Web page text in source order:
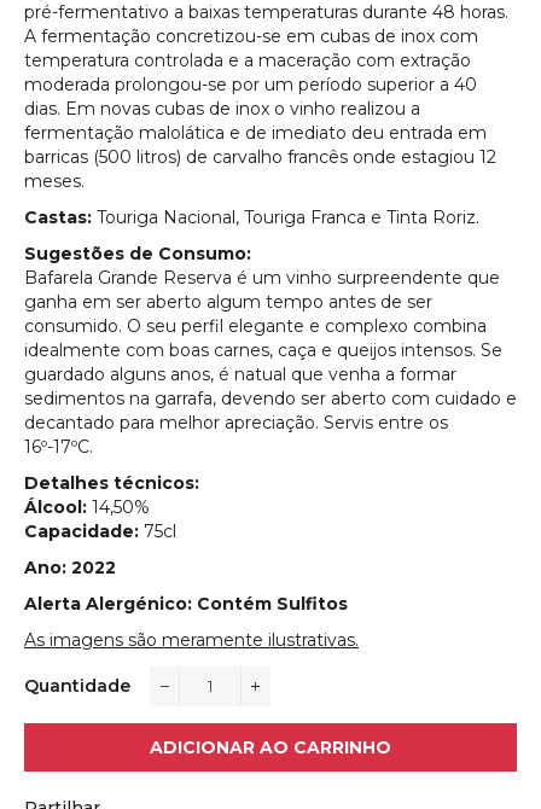
pré-fermentativo a baixas temperaturas durante 48 horas.
A fermentação concretizou-se em cubas de inox com
temperatura controlada e a maceração com extração
moderada prolongou-se por um período superior a 40
dias. Em novas cubas de inox o vinho realizou a
fermentação malolática e de imediato deu entrada em
barricas (500 litros) de carvalho francês onde estagiou 12
meses.
Castas: Touriga Nacional, Touriga Franca e Tinta Roriz.
Sugestões de Consumo:
Bafarela Grande Reserva é um vinho surpreendente que
ganha em ser aberto algum tempo antes de ser
consumido. O seu perfil elegante e complexo combina
idealmente com boas carnes, caça e queijos intensos. Se
guardado alguns anos, é natual que venha a formar
sedimentos na garrafa, devendo ser aberto com cuidado e
decantado para melhor apreciação. Servis entre os
16º-17ºC.
Detalhes técnicos:
Álcool: 14,50%
Capacidade: 75cl
Ano: 2022
Alerta Alergénico: Contém Sulfitos
As imagens são meramente ilustrativas.
Quantidade
ADICIONAR AO CARRINHO